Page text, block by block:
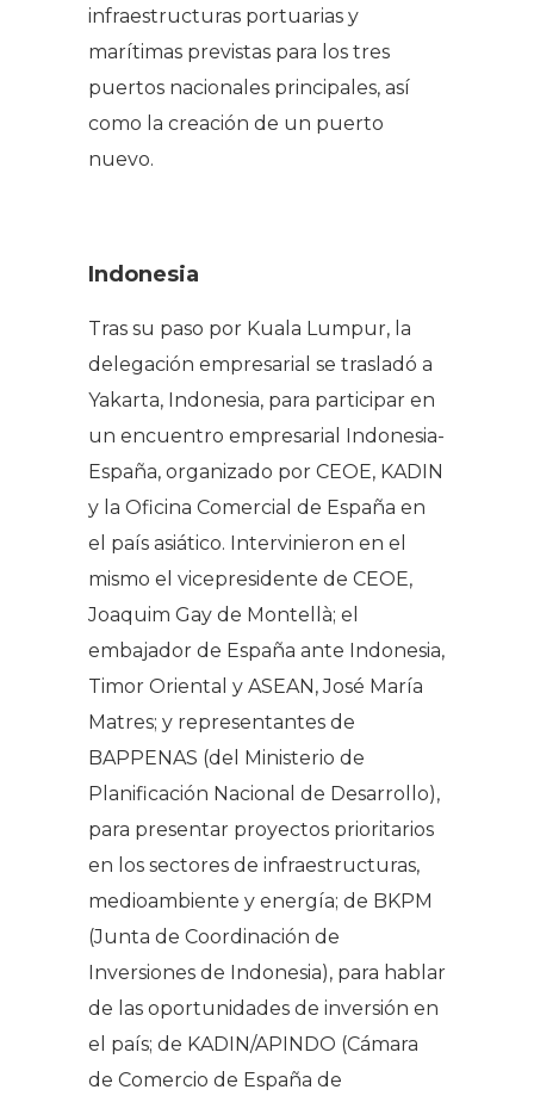
infraestructuras portuarias y
marítimas previstas para los tres
puertos nacionales principales, así
como la creación de un puerto
nuevo.
Indonesia
Tras su paso por Kuala Lumpur, la
delegación empresarial se trasladó a
Yakarta, Indonesia, para participar en
un encuentro empresarial Indonesia-
España, organizado por CEOE, KADIN
y la Oficina Comercial de España en
el país asiático. Intervinieron en el
mismo el vicepresidente de CEOE,
Joaquim Gay de Montellà; el
embajador de España ante Indonesia,
Timor Oriental y ASEAN, José María
Matres; y representantes de
BAPPENAS (del Ministerio de
Planificación Nacional de Desarrollo),
para presentar proyectos prioritarios
en los sectores de infraestructuras,
medioambiente y energía; de BKPM
(Junta de Coordinación de
Inversiones de Indonesia), para hablar
de las oportunidades de inversión en
el país; de KADIN/APINDO (Cámara
de Comercio de España de